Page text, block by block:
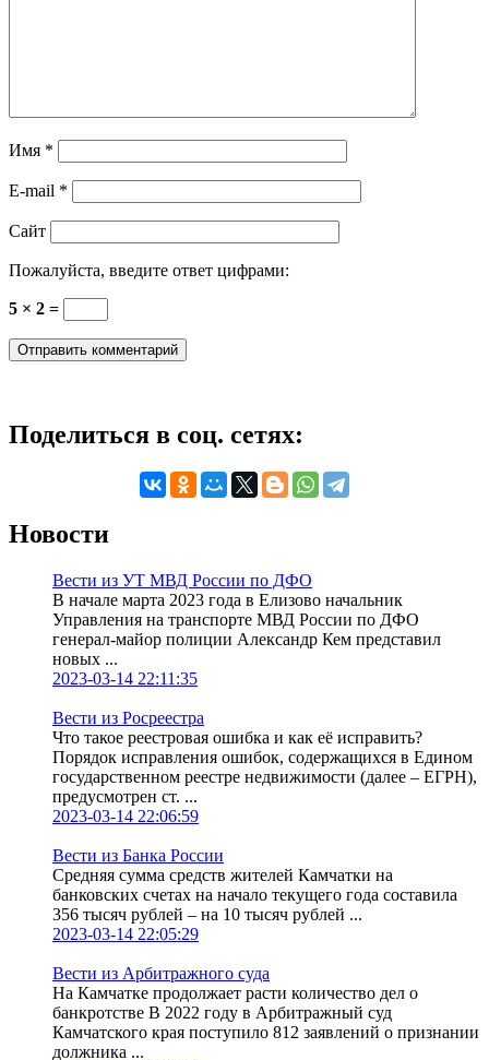
Имя *
E-mail *
Сайт
Пожалуйста, введите ответ цифрами:
5 × 2 =
Поделиться в соц. сетях:
Новости
Вести из УТ МВД России по ДФО
В начале марта 2023 года в Елизово начальник
Управления на транспорте МВД России по ДФО
генерал-майор полиции Александр Кем представил
новых ...
2023-03-14 22:11:35
Вести из Росреестра
Что такое реестровая ошибка и как её исправить?
Порядок исправления ошибок, содержащихся в Едином
государственном реестре недвижимости (далее – ЕГРН),
предусмотрен ст. ...
2023-03-14 22:06:59
Вести из Банка России
Средняя сумма средств жителей Камчатки на
банковских счетах на начало текущего года составила
356 тысяч рублей – на 10 тысяч рублей ...
2023-03-14 22:05:29
Вести из Арбитражного суда
На Камчатке продолжает расти количество дел о
банкротстве В 2022 году в Арбитражный суд
Камчатского края поступило 812 заявлений о признании
должника ...